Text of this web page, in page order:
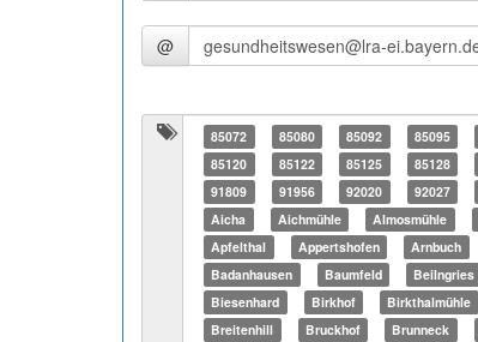
@
85072 85080 85092 85095
85120
85122 85125 85128
91809
91956 92020 92027
Aicha
Aichmühle Almosmühle
Apfelthal
Appertshofen Arnbuch
Badanhausen
Baumfeld Beilngries
Biesenhard
Birkhof Birkthalmühle
Breitenhill
Bruckhof Brunneck